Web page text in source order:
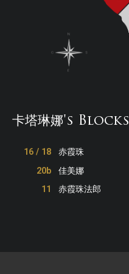
卡塔琳娜's Blocks
16 / 18
赤霞珠
20b
佳美娜
11
赤霞珠法郎